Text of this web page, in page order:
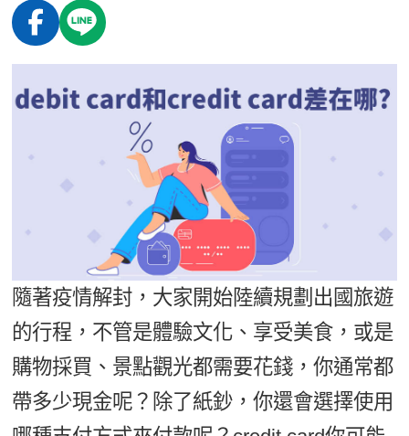
TOEIC 多益課程
GEPT 全民英檢課程
TOEFL 托福課程
能力養成
英文聽力養成
開口溜英文
旅遊英文
基礎字彙
情境閱讀
英文寫作
TED Talks
英語俱樂部
Let's Talk
西班牙語
外語即時通
兒童美語
一對一家教
企業訓練
點讀筆教材
數位學習教材
多益秒學堂
英文能力測驗
學習分享
學員故事
學員讚出來
活動花絮
Recruiting
隨著疫情解封，大家開始陸續規劃出國旅遊
的行程，不管是體驗文化、享受美食，或是
購物採買、景點觀光都需要花錢，你通常都
帶多少現金呢？除了紙鈔，你還會選擇使用